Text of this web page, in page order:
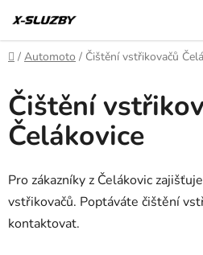
na
obsah
Domů
/ Automoto / Čištění vstřikovačů
Čištění
Čelákovice
Pro zákazníky z Čelákovic
vstřikovačů. Poptáváte čištění
kontaktovat.